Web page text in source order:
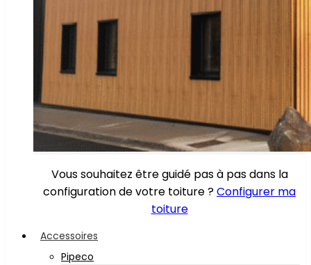
Vous souhaitez être guidé pas à pas dans la
configuration de votre toiture ?Configurer ma
toiture
Accessoires
Pipeco